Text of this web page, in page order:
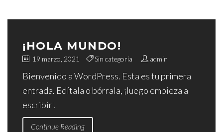
¡HOLA MUNDO!
19 marzo, 2021 Sin categoría admin
Bienvenido a WordPress. Esta es tu primera
entrada. Edítala o bórrala, ¡luego empieza a
escribir!
Continue Reading